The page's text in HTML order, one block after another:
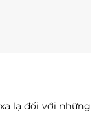
lạ đối với những